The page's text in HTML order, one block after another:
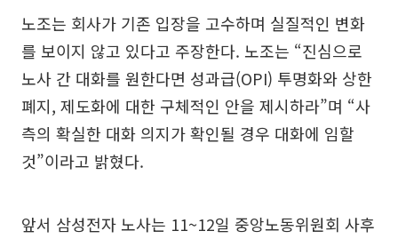
노조는 회사가 기존 입장을 고수하며 실질적인 변화
를 보이지 않고 있다고 주장한다. 노조는 “진심으로
노사 간 대화를 원한다면 성과급(OPI) 투명화와 상한
폐지, 제도화에 대한 구체적인 안을 제시하라”며 “사
측의 확실한 대화 의지가 확인될 경우 대화에 임할
것”이라고 밝혔다.
앞서 삼성전자 노사는 11~12일 중앙노동위원회 사후